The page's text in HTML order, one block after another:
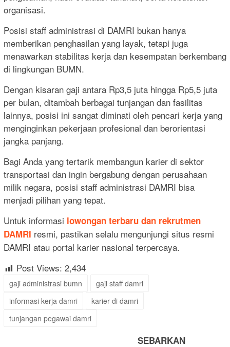
organisasi.
Posisi staff administrasi di DAMRI bukan hanya
memberikan penghasilan yang layak, tetapi juga
menawarkan stabilitas kerja dan kesempatan berkembang
di lingkungan BUMN.
Dengan kisaran gaji antara Rp3,5 juta hingga Rp5,5 juta
per bulan, ditambah berbagai tunjangan dan fasilitas
lainnya, posisi ini sangat diminati oleh pencari kerja yang
menginginkan pekerjaan profesional dan berorientasi
jangka panjang.
Bagi Anda yang tertarik membangun karier di sektor
transportasi dan ingin bergabung dengan perusahaan
milik negara, posisi staff administrasi DAMRI bisa
menjadi pilihan yang tepat.
Untuk informasi lowongan terbaru dan rekrutmen
DAMRI resmi, pastikan selalu mengunjungi situs resmi
DAMRI atau portal karier nasional terpercaya.
Post Views: 2,434
gaji administrasi bumn
gaji staff damri
informasi kerja damri
karier di damri
tunjangan pegawai damri
SEBARKAN